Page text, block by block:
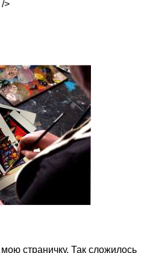
/>
страничку. Так сложилось